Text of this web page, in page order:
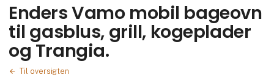
Enders Vamo mobil bageovn
til gasblus, grill, kogeplader
og Trangia.
Til oversigten